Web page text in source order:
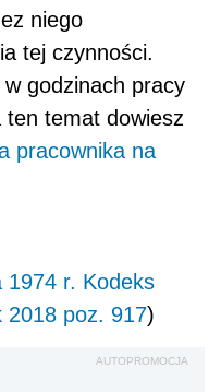
niego
tej czynności.
godzinach pracy
temat dowiesz
pracownika na
1974 r. Kodeks
2018 poz. 917)
AUTOPROMOCJA